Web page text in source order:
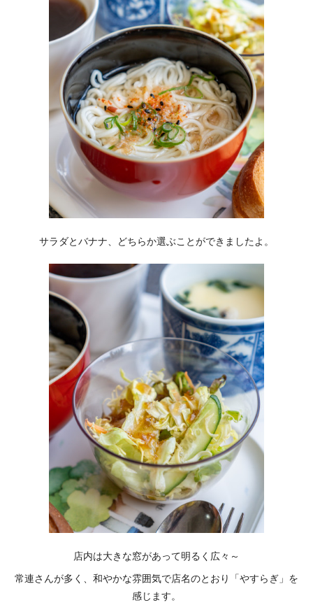
サラダとバナナ、どちらか選ぶことができましたよ。
店内は大きな窓があって明るく広々～
常連さんが多く、和やかな雰囲気で店名のとおり「やすらぎ」を
感じます。